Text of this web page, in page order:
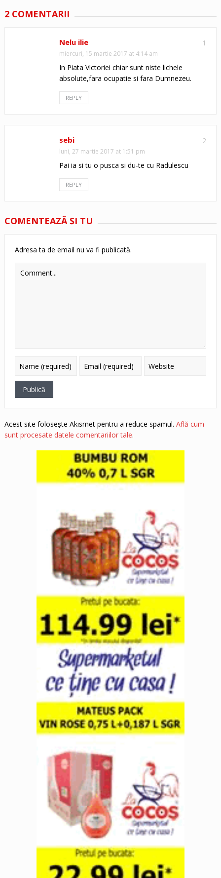
2 COMENTARII
1
Nelu ilie
miercuri, 15 martie 2017 at 4:14 am
In Piata Victoriei chiar sunt niste lichele
absolute,fara ocupatie si fara Dumnezeu.
REPLY
2
sebi
luni, 27 martie 2017 at 1:51 pm
Pai ia si tu o pusca si du-te cu Radulescu
REPLY
COMENTEAZĂ ŞI TU
Adresa ta de email nu va fi publicată.
Acest site folosește Akismet pentru a reduce spamul. Află cum
sunt procesate datele comentariilor tale.